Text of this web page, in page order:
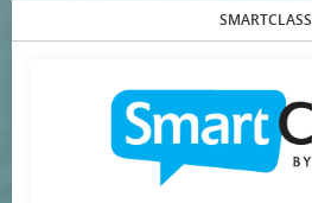
SMARTCLASS